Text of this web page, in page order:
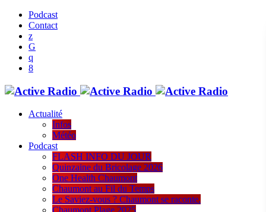
Podcast
Contact
Actualité
Infos
Météo
Podcast
FLASH INFO DU JOUR
Quinzaine du Bricolage 2026
One Health Chaumont
Chaumont au Fil du Temps
Le Saviez-vous ? Chaumont se raconte.